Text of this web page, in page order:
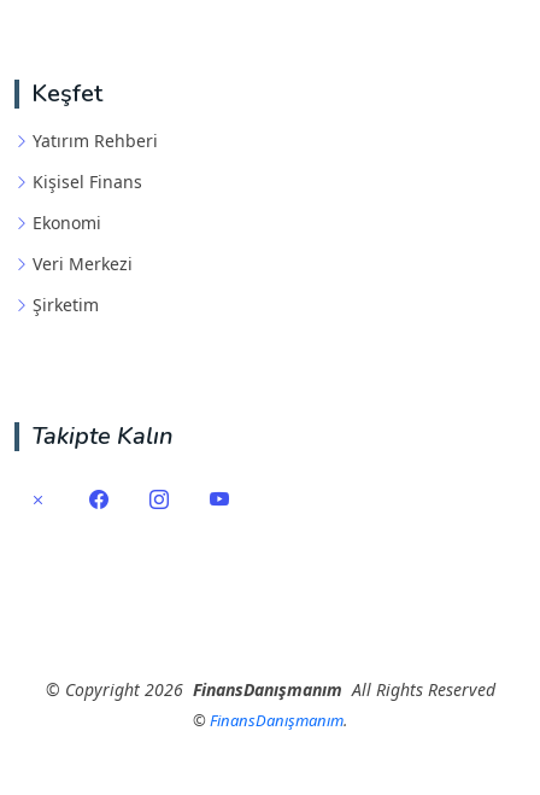
Keşfet
Yatırım Rehberi
Kişisel Finans
Ekonomi
Veri Merkezi
Şirketim
Takipte Kalın
© Copyright2026 FinansDanışmanım All Rights Reserved
©FinansDanışmanım.